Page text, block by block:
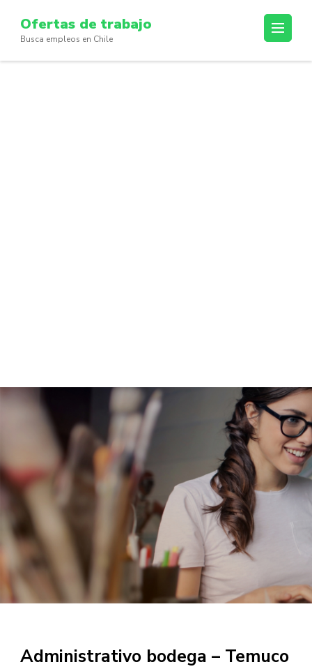
content
(Press
Ofertas de trabajo
Busca empleos en Chile
Administrativo bodega – Temuco